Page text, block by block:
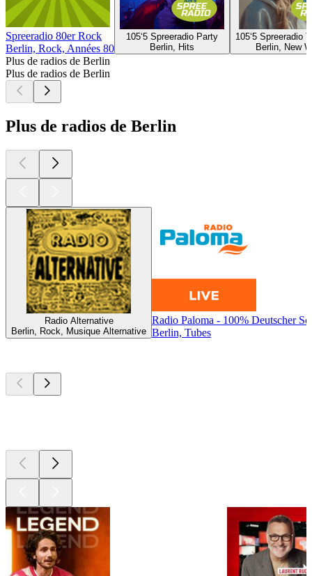
Spreeradio 80er Rock
Berlin, Rock, Années 80
105‘5 Spreeradio Party
Berlin, Hits
105‘5 Spreeradio
Berlin, New
Plus de radios de Berlin
Plus de radios de Berlin
Plus de radios de Berlin
Radio Alternative
Berlin, Rock, Musique Alternative
Radio Paloma - 100% Deutscher
Berlin, Tubes